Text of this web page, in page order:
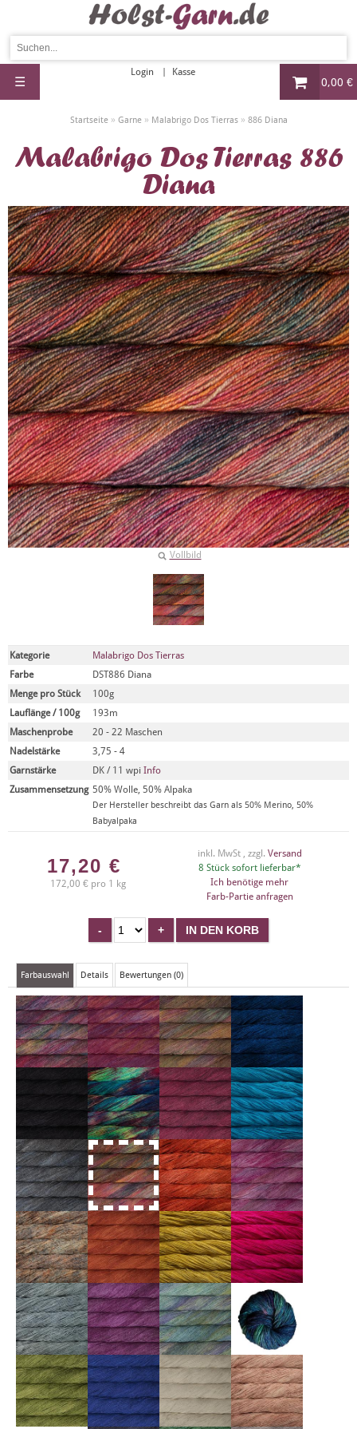
0,00 €
Login Kasse
☰
Startseite» Garne» Malabrigo Dos Tierras» 886 Diana
Malabrigo Dos Tierras 886
Diana
Vollbild
Kategorie
Malabrigo Dos Tierras
Farbe
DST886 Diana
Menge pro Stück
100g
Lauflänge / 100g
193m
Maschenprobe
20 - 22 Maschen
Nadelstärke
3,75 - 4
Garnstärke
DK / 11 wpi Info
Zusammensetzung 50% Wolle, 50% Alpaka
Der Hersteller beschreibt das Garn als 50% Merino, 50%
Babyalpaka
17,20 €
172,00 € pro 1 kg
inkl. MwSt , zzgl. Versand
8 Stück sofort lieferbar*
Ich benötige mehr
Farb-Partie anfragen
Farbauswahl Details Bewertungen (0)